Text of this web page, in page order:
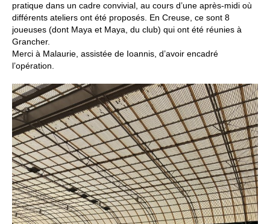
pratique dans un cadre convivial, au cours d’une après-midi où
différents ateliers ont été proposés. En Creuse, ce sont 8
joueuses (dont Maya et Maya, du club) qui ont été réunies à
Grancher.
Merci à Malaurie, assistée de Ioannis, d’avoir encadré
l’opération.